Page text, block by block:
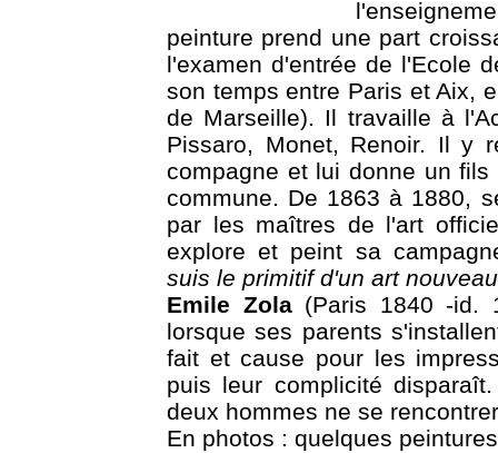
peinture prend une part
l'examen d'entrée de l'Ecole
son temps entre Paris et Aix,
de Marseille). Il travaille à
Pissaro, Monet, Renoir. Il y
compagne et lui donne un
commune. De 1863 à 1880,
par les maîtres de l'art
explore et peint sa
suis le primitif d'un art nouveau
Emile Zola(Paris 1840 -id.
lorsque ses parents
fait et cause pour les
puis leur complicité
deux hommes ne se
En photos : quelques